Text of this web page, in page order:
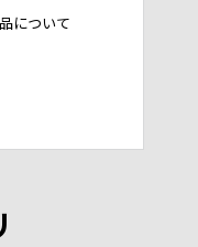
について